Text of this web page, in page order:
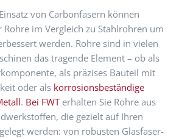
von Carbonfasern können
Rohre im Vergleich zu Stahlrohren um
werden. Rohre sind in vielen
das tragende Element – ob als
als präzises Bauteil mit
oder als korrosionsbeständige
. Bei FWTerhalten Sie Rohre aus
die gezielt auf Ihren
werden: von robusten Glasfaser-